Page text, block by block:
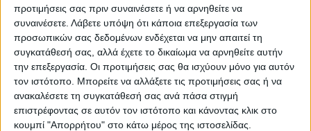
προτιμήσεις σας πριν συναινέσετε ή να αρνηθείτε να
συναινέσετε. Λάβετε υπόψη ότι κάποια επεξεργασία των
προσωπικών σας δεδομένων ενδέχεται να μην απαιτεί τη
συγκατάθεσή σας, αλλά έχετε το δικαίωμα να αρνηθείτε αυτήν
την επεξεργασία. Οι προτιμήσεις σας θα ισχύουν μόνο για αυτόν
τον ιστότοπο. Μπορείτε να αλλάξετε τις προτιμήσεις σας ή να
ανακαλέσετε τη συγκατάθεσή σας ανά πάσα στιγμή
επιστρέφοντας σε αυτόν τον ιστότοπο και κάνοντας κλικ στο
κουμπί "Απορρήτου" στο κάτω μέρος της ιστοσελίδας.